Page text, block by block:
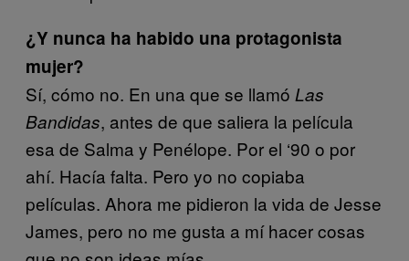
¿Y nunca ha habido una protagonista
mujer?
Sí, cómo no. En una que se llamó Las
Bandidas, antes de que saliera la película
esa de Salma y Penélope. Por el ‘90 o por
ahí. Hacía falta. Pero yo no copiaba
películas. Ahora me pidieron la vida de Jesse
James, pero no me gusta a mí hacer cosas